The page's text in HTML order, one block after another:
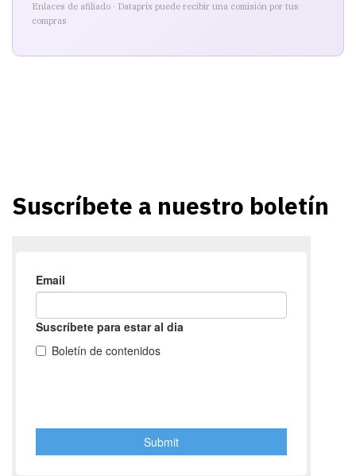
Enlaces de afiliado · Dataprix puede recibir una comisión por tus
compras
Suscríbete a nuestro boletín